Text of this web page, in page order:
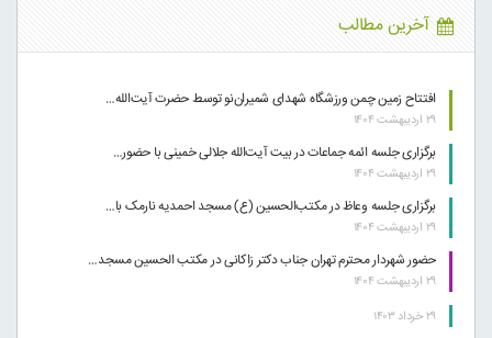
آخرین مطالب
افتتاح زمین چمن ورزشگاه شهدای شمیران‌نو توسط حضرت آیت‌الله…
۲۹ اردیبهشت ۱۴۰۴
برگزاری جلسه ائمه جماعات در بیت آیت‌الله جلالی خمینی با حضور…
۲۹ اردیبهشت ۱۴۰۴
برگزاری جلسه وعاظ در مکتب‌الحسین (ع) مسجد احمدیه نارمک با…
۲۹ اردیبهشت ۱۴۰۴
حضور شهردار محترم تهران جناب دکتر زاکانی در مکتب الحسین مسجد…
۲۹ اردیبهشت ۱۴۰۴
۲۹ خرداد ۱۴۰۳